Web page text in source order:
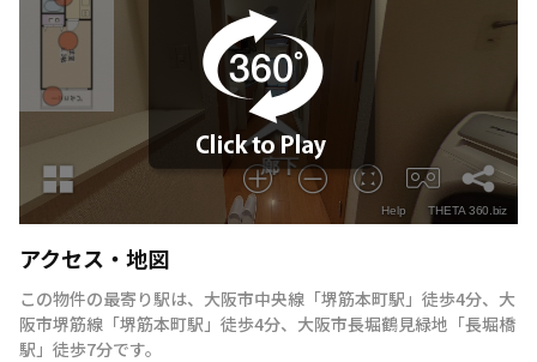
アクセス・地図
この物件の最寄り駅は、 大阪市中央線 「堺筋本町駅 」 徒歩4分、 大
阪市堺筋線 「堺筋本町駅 」 徒歩4分、 大阪市長堀鶴見緑地 「長堀橋
駅 」 徒歩7分です。